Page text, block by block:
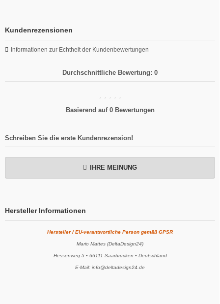
Kundenrezensionen
Informationen zur Echtheit der Kundenbewertungen
Durchschnittliche Bewertung: 0
Basierend auf 0 Bewertungen
Schreiben Sie die erste Kundenrezension!
IHRE MEINUNG
Hersteller Informationen
Hersteller / EU-verantwortliche Person gemäß GPSR
Mario Mattes (DeltaDesign24)
Hessenweg 5 • 66111 Saarbrücken • Deutschland
E-Mail: info@deltadesign24.de